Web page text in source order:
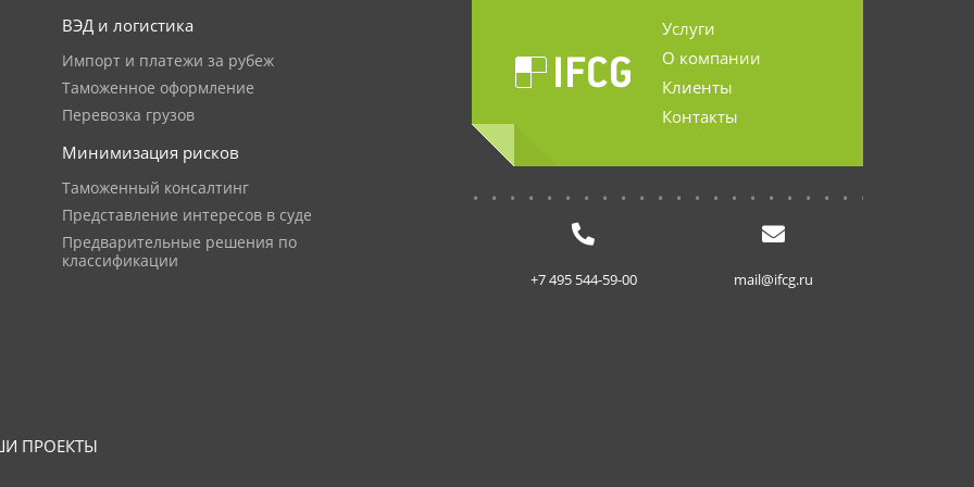
ВЭД и логистика
Импорт и платежи за рубеж
Таможенное оформление
Перевозка грузов
Минимизация рисков
Таможенный консалтинг
Представление интересов в суде
Предварительные решения по
классификации
ПРОЕКТЫ
Услуги
О компании
Клиенты
Контакты
+7 495 544-59-00 mail@ifcg.ru